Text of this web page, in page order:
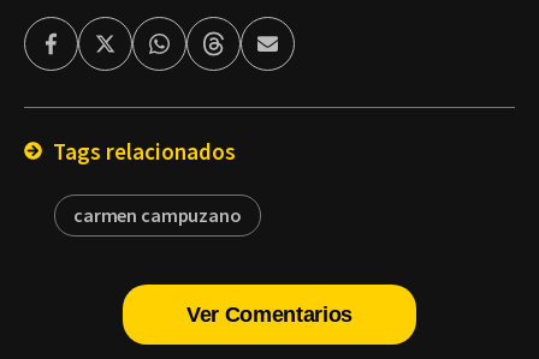
FacebookTwitterWhatsappThreadsEnviar
por
Tags relacionados
carmen campuzano
Ver Comentarios